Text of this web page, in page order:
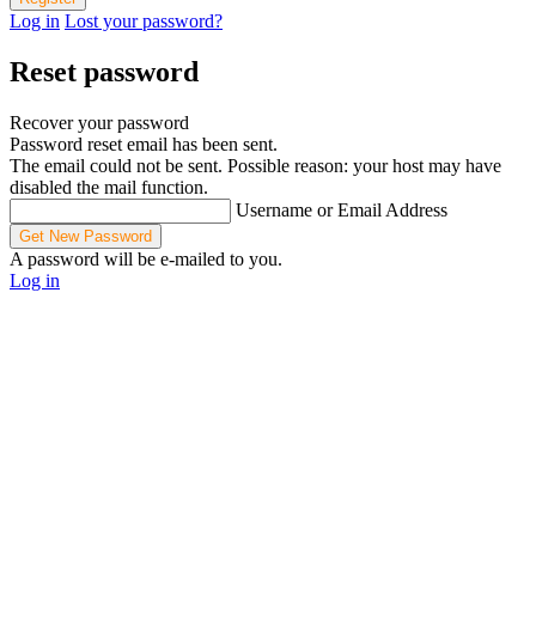
Log in Lost your password?
Reset password
Recover your password
Password reset email has been sent.
The email could not be sent. Possible reason: your host may have
disabled the mail function.
Username or Email Address
A password will be e-mailed to you.
Log in